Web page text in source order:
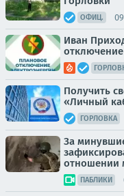
ОФИЦ.
Иван
отключение
Получить
«Личный
ГОРЛОВКА
За
отношении
ПАБЛИКИ